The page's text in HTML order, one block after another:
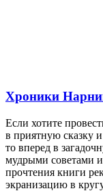
Хроники
Если хотите
в приятную сказку
то вперед в
мудрыми советами
прочтения книги
экранизацию в